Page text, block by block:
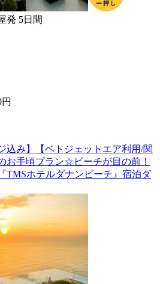
発 5日間
円
込み】【ベトジェットエア利用/関
お手頃プラン☆ビーチが目の前！
TMSホテルダナンビーチ』宿泊ダ